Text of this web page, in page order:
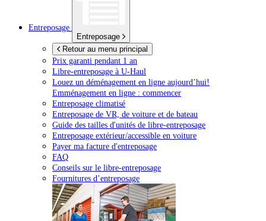
Entreposage
Entreposage
Retour au menu principal
Prix garanti pendant 1 an
Libre-entreposage à U-Haul
Louez un déménagement en ligne aujourd’hui!
Emménagement en ligne : commencer
Entreposage climatisé
Entreposage de VR, de voiture et de bateau
Guide des tailles d'unités de libre-entreposage
Entreposage extérieur/accessible en voiture
Payer ma facture d'entreposage
FAQ
Conseils sur le libre-entreposage
Fournitures d’entreposage